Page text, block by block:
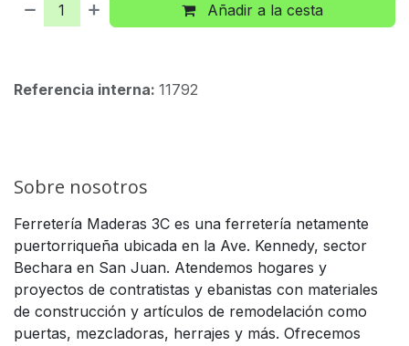
Añadir a la cesta
Referencia interna: 11792
Sobre nosotros
Ferretería Maderas 3C es una ferretería netamente
puertorriqueña ubicada en la Ave. Kennedy, sector
Bechara en San Juan. Atendemos hogares y
proyectos de contratistas y ebanistas con materiales
de construcción y artículos de remodelación como
puertas, mezcladoras, herrajes y más. Ofrecemos